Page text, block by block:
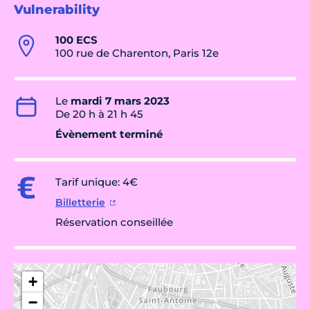
Vulnerability
100 ECS
100 rue de Charenton, Paris 12e
Le mardi 7 mars 2023
De 20 h à 21 h 45
Évènement terminé
Tarif unique: 4€
Billetterie
Réservation conseillée
+
−